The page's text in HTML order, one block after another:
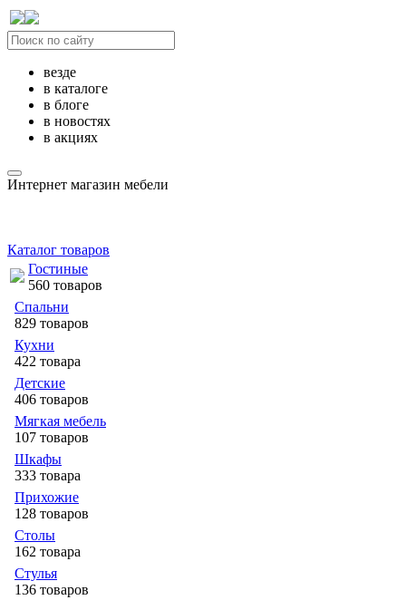
везде
в каталоге
в блоге
в новостях
в акциях
Интернет магазин мебели
Каталог товаров
Гостиные
560 товаров
Спальни
829 товаров
Кухни
422 товара
Детские
406 товаров
Мягкая мебель
107 товаров
Шкафы
333 товара
Прихожие
128 товаров
Столы
162 товара
Стулья
136 товаров